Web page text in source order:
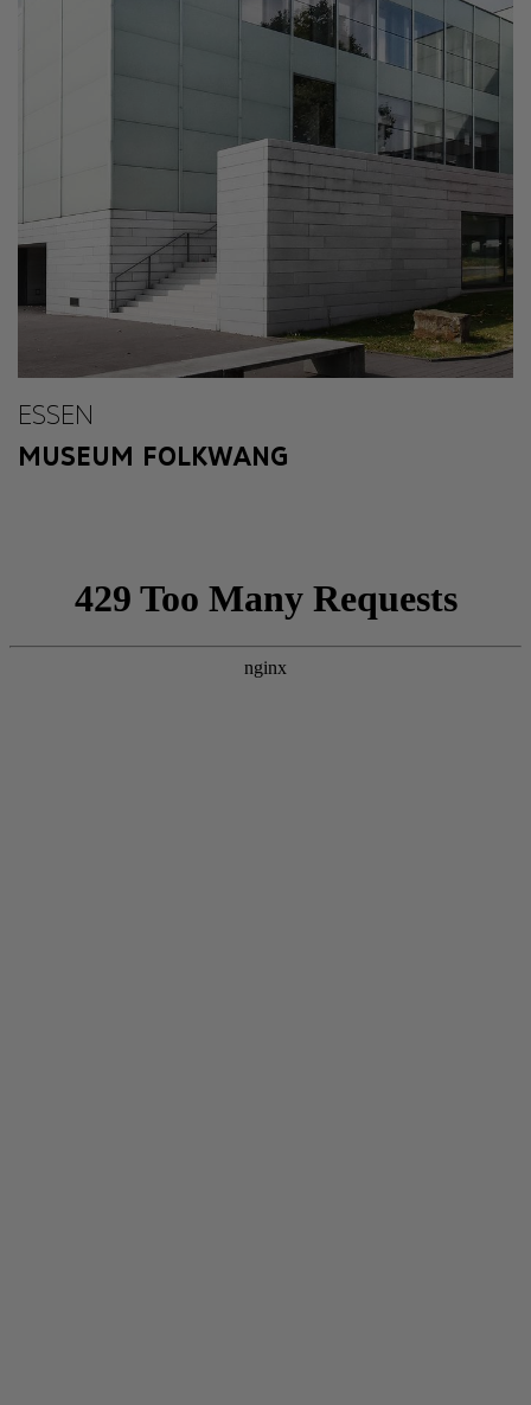
ESSEN
MUSEUM FOLKWANG